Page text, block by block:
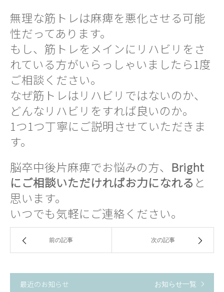
無理な筋トレは麻痺を悪化させる可能
性だってあります。
もし、筋トレをメインにリハビリをさ
れている方がいらっしゃいましたら1度
ご相談ください。
なぜ筋トレはリハビリではないのか、
どんなリハビリをすれば良いのか。
1つ1つ丁寧にご説明させていただきま
す。
脳卒中後片麻痺でお悩みの方、 Bright
にご相談いただければお力になれる と
思います。
いつでも気軽にご連絡ください。
前の記事 次の記事
最近のお知らせ お知らせ一覧